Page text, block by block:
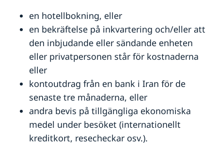
en hotellbokning, eller
en bekräftelse på inkvartering och/eller att
den inbjudande eller sändande enheten
eller privatpersonen står för kostnaderna
eller
kontoutdrag från en bank i Iran för de
senaste tre månaderna, eller
andra bevis på tillgängliga ekonomiska
medel under besöket (internationellt
kreditkort, resecheckar osv.).